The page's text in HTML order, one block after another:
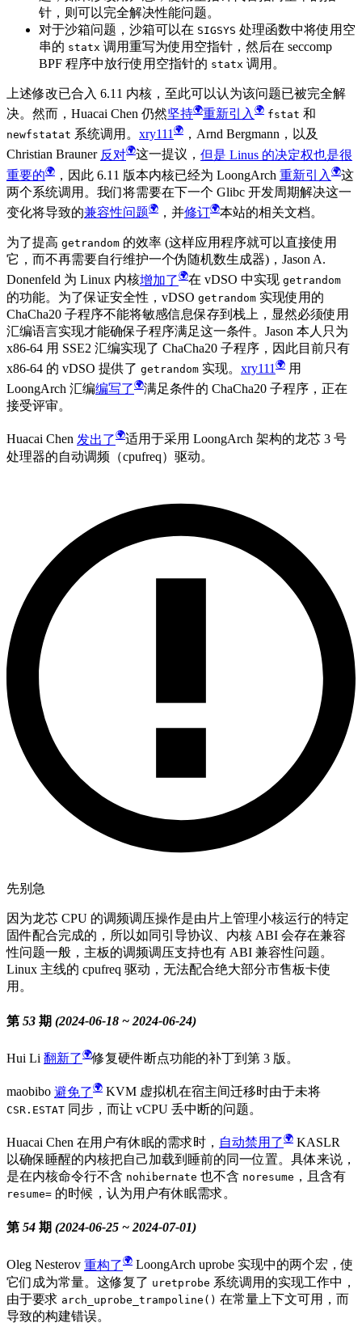
针，则可以完全解决性能问题。
对于沙箱问题，沙箱可以在 SIGSYS 处理函数中将使用空
串的 statx 调用重写为使用空指针，然后在 seccomp
BPF 程序中放行使用空指针的 statx 调用。
上述修改已合入 6.11 内核，至此可以认为该问题已被完全解
决。然而，Huacai Chen 仍然坚持 重新引入 fstat 和
newfstatat 系统调用。 xry111
，Arnd Bergmann，以及
Christian Brauner 反对 这一提议， 但是 Linus 的决定权也是很
重要的
，因此 6.11 版本内核已经为 LoongArch 重新引入
这
两个系统调用。我们将需要在下一个 Glibc 开发周期解决这一
变化将导致的兼容性问题 ，并修订 本站的相关文档。
为了提高 getrandom 的效率 (这样应用程序就可以直接使用
它，而不再需要自行维护一个伪随机数生成器)，Jason A.
Donenfeld 为 Linux 内核增加了 在 vDSO 中实现 getrandom
的功能。为了保证安全性，vDSO getrandom 实现使用的
ChaCha20 子程序不能将敏感信息保存到栈上，显然必须使用
汇编语言实现才能确保子程序满足这一条件。Jason 本人只为
x86-64 用 SSE2 汇编实现了 ChaCha20 子程序，因此目前只有
x86-64 的 vDSO 提供了 getrandom 实现。 xry111
用
LoongArch 汇编编写了
满足条件的 ChaCha20 子程序，正在
接受评审。
Huacai Chen 发出了
适用于采用 LoongArch 架构的龙芯 3 号
处理器的自动调频（cpufreq）驱动。
先别急
因为龙芯 CPU 的调频调压操作是由片上管理小核运行的特定
固件配合完成的，所以如同引导协议、内核 ABI 会存在兼容
性问题一般，主板的调频调压支持也有 ABI 兼容性问题。
Linux 主线的 cpufreq 驱动，无法配合绝大部分市售板卡使
用。
第 53 期 (2024-06-18 ~ 2024-06-24)
Hui Li 翻新了 修复硬件断点功能的补丁到第 3 版。
maobibo 避免了 KVM 虚拟机在宿主间迁移时由于未将
CSR.ESTAT 同步，而让 vCPU 丢中断的问题。
Huacai Chen 在用户有休眠的需求时， 自动禁用了
KASLR
以确保睡醒的内核把自己加载到睡前的同一位置。具体来说，
是在内核命令行不含 nohibernate 也不含 noresume ，且含有
resume= 的时候，认为用户有休眠需求。
第 54 期 (2024-06-25 ~ 2024-07-01)
Oleg Nesterov 重构了
LoongArch uprobe 实现中的两个宏，使
它们成为常量。这修复了 uretprobe 系统调用的实现工作中，
由于要求 arch_uprobe_trampoline() 在常量上下文可用，而
导致的构建错误。